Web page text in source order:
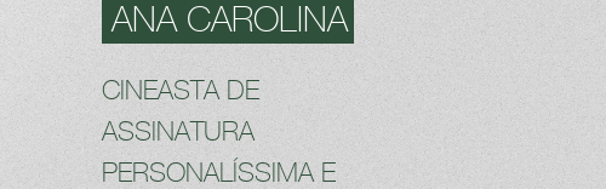
ANA CAROLINA
CINEASTA DE
ASSINATURA
PERSONALÍSSIMA E